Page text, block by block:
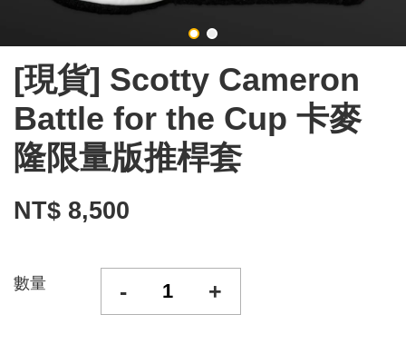
[現貨] Scotty Cameron
Battle for the Cup 卡麥
隆限量版推桿套
NT$ 8,500
數量 - +